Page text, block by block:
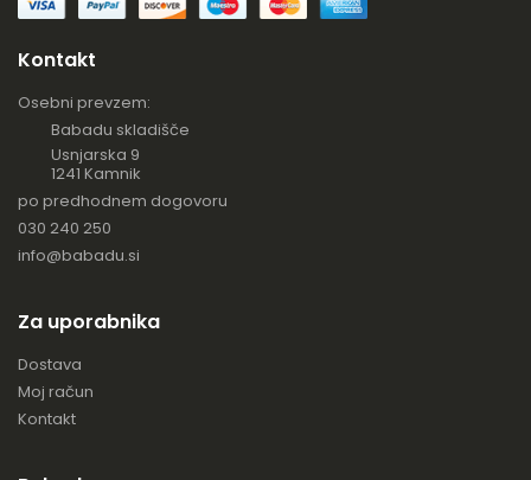
Kontakt
Osebni prevzem:
Babadu skladišče
Usnjarska 9
1241 Kamnik
po predhodnem dogovoru
030 240 250
info@babadu.si
Za uporabnika
Dostava
Moj račun
Kontakt